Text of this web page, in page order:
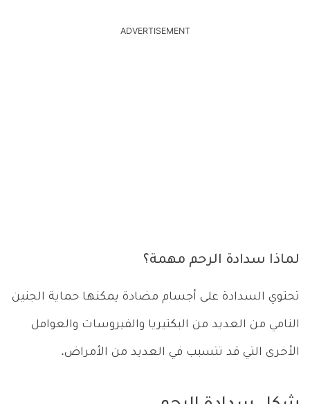
ADVERTISEMENT
لماذا سدادة الرحم مهمة؟
تحتوي السدادة على أجسام مضادة يمكنها حماية الجنين
النامي من العديد من البكتيريا والفيروسات والعوامل
الأخرى التي قد تتسبب في العديد من الأمراض.